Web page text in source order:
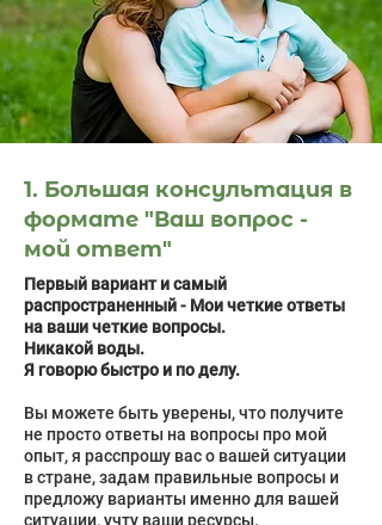
1. Большая консультация в
формате "Ваш вопрос -
мой ответ"
Первый вариант и самый
распространенный - Мои четкие ответы
на ваши четкие вопросы.
Никакой воды.
Я говорю быстро и по делу.
Вы можете быть уверены, что получите
не просто ответы на вопросы про мой
опыт, я расспрошу вас о вашей ситуации
в стране, задам правильные вопросы и
предложу варианты именно для вашей
ситуации, учту ваши ресурсы.